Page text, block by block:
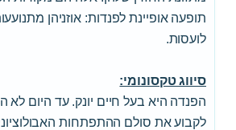
תופעה אופיינת לפנדות: אוזניהן
לועסות.
סיווג טקסונומי:
הפנדה היא בעל חיים יונק. עד היום לא
לקבוע את סולם ההתפתחות